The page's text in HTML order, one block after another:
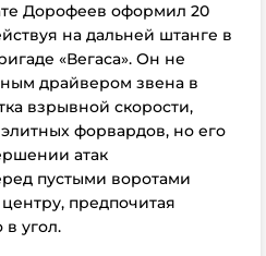
Дорофеев оформил 20
на дальней штанге в
«Вегаса». Он не
драйвером звена в
взрывной скорости,
форвардов, но его
атак
пустыми воротами
предпочитая
угол.